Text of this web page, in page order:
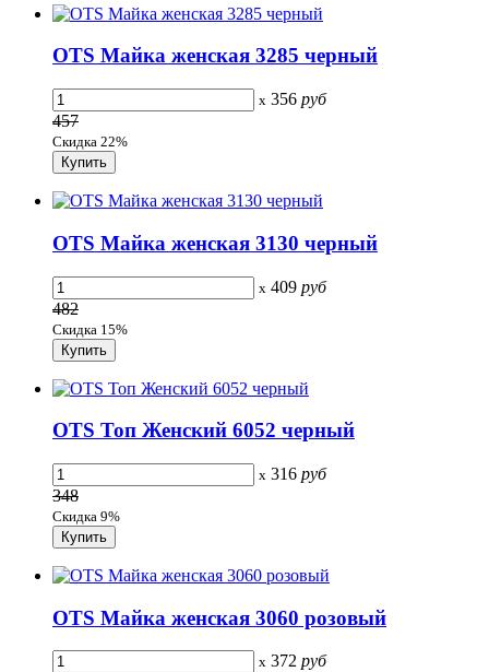
OTS Майка женская 3285 черный
x 356 руб
457
Скидка 22%
OTS Майка женская 3130 черный
x 409 руб
482
Скидка 15%
OTS Топ Женский 6052 черный
x 316 руб
348
Скидка 9%
OTS Майка женская 3060 розовый
x 372 руб